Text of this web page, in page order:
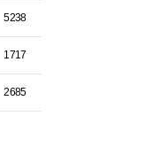
5238
1717
2685